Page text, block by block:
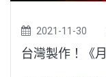
2021-11-30
台灣製作！《